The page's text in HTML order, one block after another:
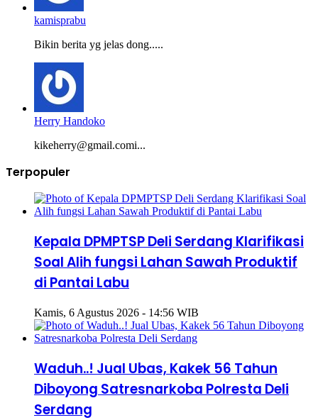
kamisprabu
Bikin berita yg jelas dong.....
Herry Handoko
kikeherry@gmail.comi...
Terpopuler
Kepala DPMPTSP Deli Serdang Klarifikasi
Soal Alih fungsi Lahan Sawah Produktif
di Pantai Labu
Kamis, 6 Agustus 2026 - 14:56 WIB
Waduh..! Jual Ubas, Kakek 56 Tahun
Diboyong Satresnarkoba Polresta Deli
Serdang